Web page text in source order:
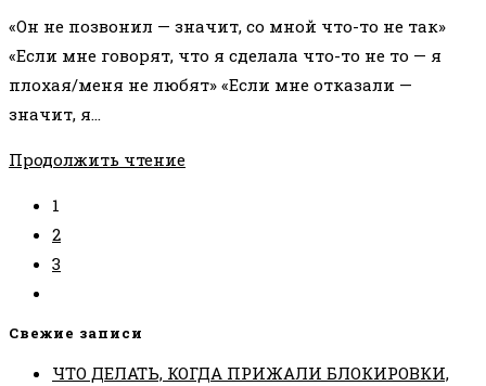
записи:
«Он не позвонил — значит, со мной что-то не так»
«Если мне говорят, что я сделала что-то не то — я
плохая/меня не любят» «Если мне отказали —
значит, я…
Продолжить чтениеЧТО
1
2
3
страницу
Свежие записи
ЧТО ДЕЛАТЬ, КОГДА ПРИЖАЛИ БЛОКИРОВКИ,